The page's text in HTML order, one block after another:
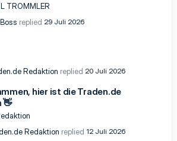
TROMMLER
29 Juli 2026
20 Juli 2026
Redaktion
hier ist die Traden.de
👋
12 Juli 2026
Redaktion